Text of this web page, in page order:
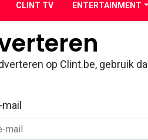
CLINT TV ENTERTAINMENT
op Clint.be, gebruik